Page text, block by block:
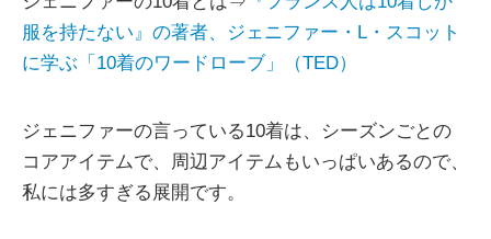
服を持たない』の著者、ジェニファー・L・スコット
に学ぶ「10着のワードローブ」（TED）
ジェニファーの言っている10着は、シーズンごとの
コアアイテムで、周辺アイテムもいっぱいあるので、
私には多すぎる展開です。